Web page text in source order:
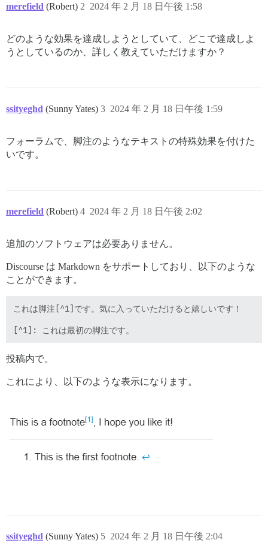
merefield (Robert) 2024 年 2 月 18 日午後 1:58
2
どのような効果を達成しようとしていて、どこで達成しよ
うとしているのか、詳しく教えていただけますか？
ssityeghd (Sunny Yates) 2024 年 2 月 18 日午後 1:59
3
フォーラムで、脚注のようなテキストの特殊効果を付けた
いです。
merefield (Robert) 2024 年 2 月 18 日午後 2:02
4
追加のソフトウェアは必要ありません。
Discourse は Markdown をサポートしており、以下のような
ことができます。
これは脚注[^1]です。気に入っていただけると嬉しいです！
投稿内で。
これにより、以下のような表示になります。
ssityeghd (Sunny Yates) 2024 年 2 月 18 日午後 2:04
5